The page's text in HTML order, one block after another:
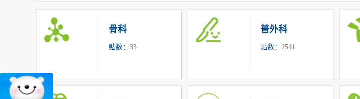
骨科
贴数： 33
普外科
贴数： 2541